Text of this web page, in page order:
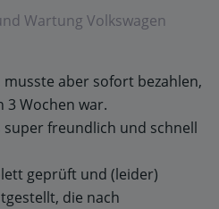
Wartung Volkswagen
aber sofort bezahlen,
Wochen war.
freundlich und schnell
geprüft und (leider)
die nach